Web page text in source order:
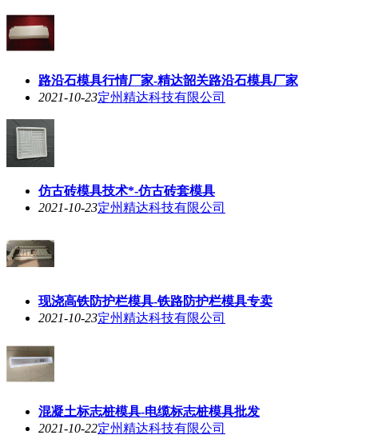
路沿石模具行情厂家-精达韶关路沿石模具厂家
2021-10-23定州精达科技有限公司
仿古砖模具技术*-仿古砖套模具
2021-10-23定州精达科技有限公司
现浇高铁防护栏模具-铁路防护栏模具专卖
2021-10-23定州精达科技有限公司
混凝土标志桩模具-电缆标志桩模具批发
2021-10-22定州精达科技有限公司